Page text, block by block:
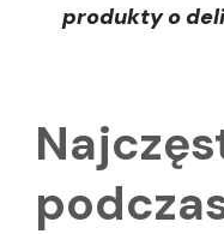
produkty o